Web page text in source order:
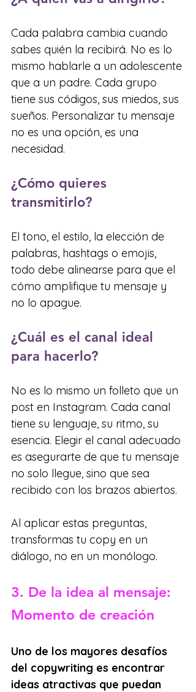
Cada palabra cambia cuando
sabes quién la recibirá. No es lo
mismo hablarle a un adolescente
que a un padre. Cada grupo
tiene sus códigos, sus miedos, sus
sueños. Personalizar tu mensaje
no es una opción, es una
necesidad.
¿Cómo quieres
transmitirlo?
El tono, el estilo, la elección de
palabras, hashtags o emojis,
todo debe alinearse para que el
cómo amplifique tu mensaje y
no lo apague.
¿Cuál es el canal ideal
para hacerlo?
No es lo mismo un folleto que un
post en Instagram. Cada canal
tiene su lenguaje, su ritmo, su
esencia. Elegir el canal adecuado
es asegurarte de que tu mensaje
no solo llegue, sino que sea
recibido con los brazos abiertos.
Al aplicar estas preguntas,
transformas tu copy en un
diálogo, no en un monólogo.
3. De la idea al mensaje:
Momento de creación
Uno de los mayores desafíos
del copywriting es encontrar
ideas atractivas que puedan